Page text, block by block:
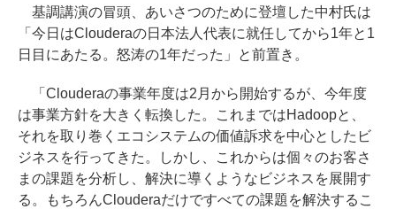
基調講演の冒頭、あいさつのために登壇した中村氏は
「今日はClouderaの日本法人代表に就任してから1年と1
日目にあたる。怒涛の1年だった」と前置き。
「Clouderaの事業年度は2月から開始するが、今年度
は事業方針を大きく転換した。これまではHadoopと、
それを取り巻くエコシステムの価値訴求を中心としたビ
ジネスを行ってきた。しかし、これからは個々のお客さ
まの課題を分析し、解決に導くようなビジネスを展開す
る。もちろんClouderaだけですべての課題を解決するこ